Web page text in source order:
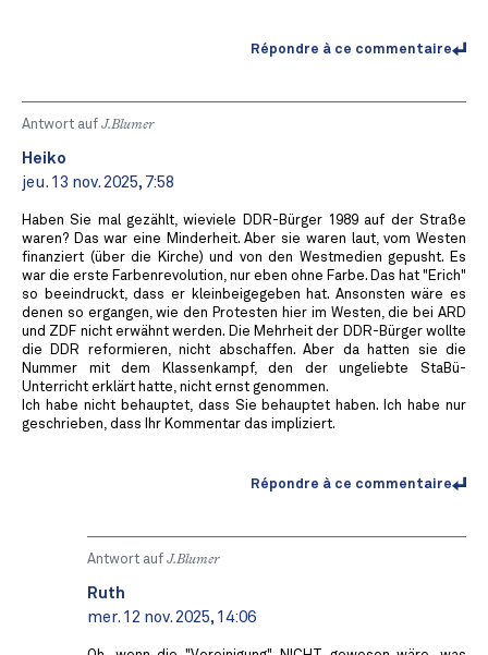
Répondre à ce commentaire
Antwort auf J.Blumer
Heiko
jeu. 13 nov. 2025, 7:58
Haben Sie mal gezählt, wieviele DDR-Bürger 1989 auf der Straße
waren? Das war eine Minderheit. Aber sie waren laut, vom Westen
finanziert (über die Kirche) und von den Westmedien gepusht. Es
war die erste Farbenrevolution, nur eben ohne Farbe. Das hat "Erich"
so beeindruckt, dass er kleinbeigegeben hat. Ansonsten wäre es
denen so ergangen, wie den Protesten hier im Westen, die bei ARD
und ZDF nicht erwähnt werden. Die Mehrheit der DDR-Bürger wollte
die DDR reformieren, nicht abschaffen. Aber da hatten sie die
Nummer mit dem Klassenkampf, den der ungeliebte StaBü-
Unterricht erklärt hatte, nicht ernst genommen.
Ich habe nicht behauptet, dass Sie behauptet haben. Ich habe nur
geschrieben, dass Ihr Kommentar das impliziert.
Répondre à ce commentaire
Antwort auf J.Blumer
Ruth
mer. 12 nov. 2025, 14:06